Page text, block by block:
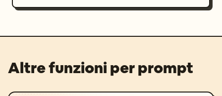
Altre funzioni per prompt